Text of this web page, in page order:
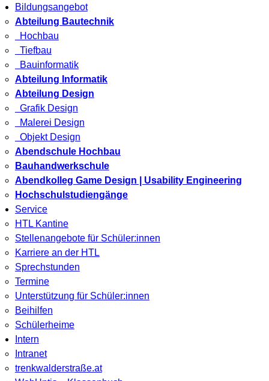
Bildungsangebot
Abteilung Bautechnik
Hochbau
Tiefbau
Bauinformatik
Abteilung Informatik
Abteilung Design
Grafik Design
Malerei Design
Objekt Design
Abendschule Hochbau
Bauhandwerkschule
Abendkolleg Game Design | Usability Engineering
Hochschulstudiengänge
Service
HTL Kantine
Stellenangebote für Schüler:innen
Karriere an der HTL
Sprechstunden
Termine
Unterstützung für Schüler:innen
Beihilfen
Schülerheime
Intern
Intranet
trenkwalderstraße.at